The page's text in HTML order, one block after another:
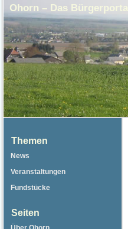
Ohorn – Das Bürgerportal
Themen
News
Veranstaltungen
Fundstücke
Seiten